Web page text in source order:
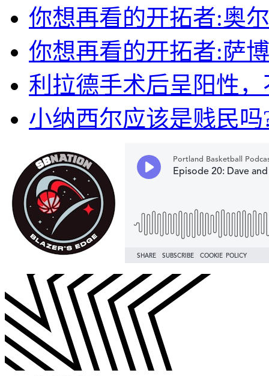
你想再看的开拓者:奥
你想再看的开拓者:萨
利拉德手术后呈阳性
小纳西尔应该是贱民吗